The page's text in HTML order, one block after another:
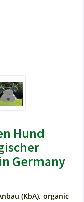
Hund
Germany
(KbA), organic